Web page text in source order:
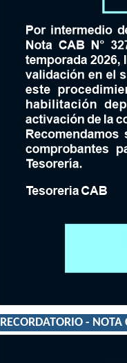
RECORDATORIO -